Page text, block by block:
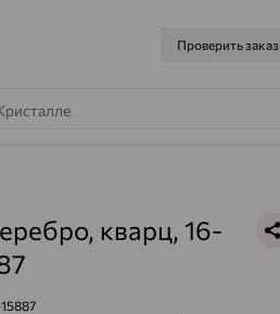
Проверить заказ
кварц, 16-